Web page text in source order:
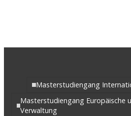
Masterstudiengang
Masterstudiengang Europäische
Verwaltung